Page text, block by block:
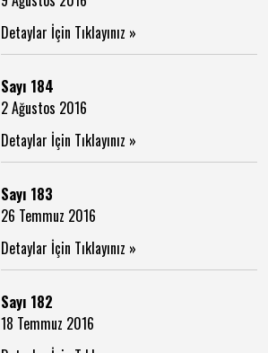
Detaylar İçin Tıklayınız »
Sayı 184
2 Ağustos 2016
Detaylar İçin Tıklayınız »
Sayı 183
26 Temmuz 2016
Detaylar İçin Tıklayınız »
Sayı 182
18 Temmuz 2016